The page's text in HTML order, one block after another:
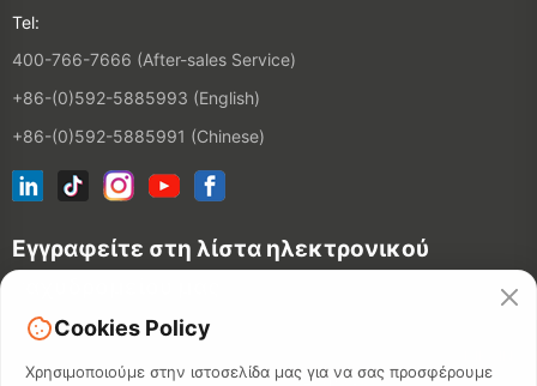
Tel:
400-766-7666 (After-sales Service)
+86-(0)592-5885993 (English)
+86-(0)592-5885991 (Chinese)
Εγγραφείτε στη λίστα ηλεκτρονικού
Cookies Policy
Χρησιμοποιούμε στην ιστοσελίδα μας για να σας προσφέρουμε